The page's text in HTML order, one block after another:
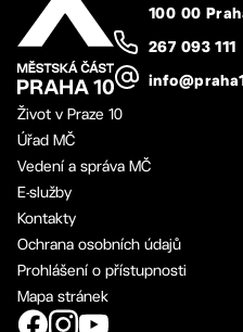
100 00
267 093 111
Život v Praze 10
Úřad MČ
Vedení a správa MČ
E-služby
Kontakty
Ochrana osobních údajů
Prohlášení o přístupnosti
Mapa stránek